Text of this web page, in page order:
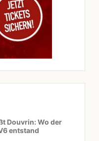
Douvrin: Wo der
entstand